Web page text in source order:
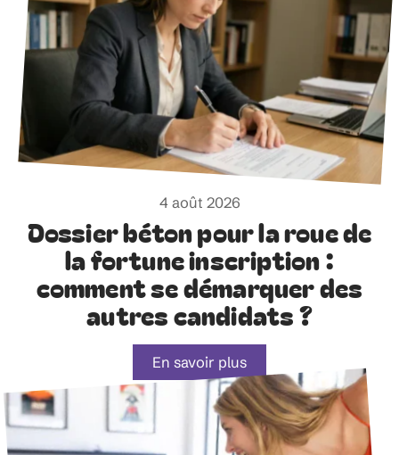
4 août 2026
Dossier béton pour la roue de
la fortune inscription :
comment se démarquer des
autres candidats ?
En savoir plus